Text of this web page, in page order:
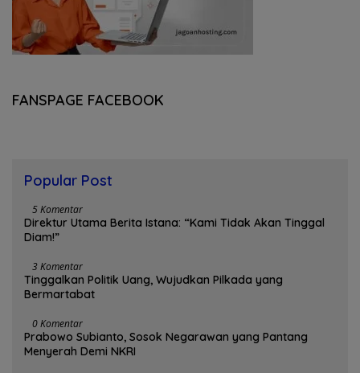
FANSPAGE FACEBOOK
Popular Post
5 Komentar
Direktur Utama Berita Istana: “Kami Tidak Akan Tinggal
Diam!”
3 Komentar
Tinggalkan Politik Uang, Wujudkan Pilkada yang
Bermartabat
0 Komentar
Prabowo Subianto, Sosok Negarawan yang Pantang
Menyerah Demi NKRI